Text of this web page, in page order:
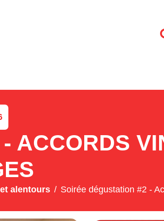
ACCORDS
alentours Soirée dégustation #2 -